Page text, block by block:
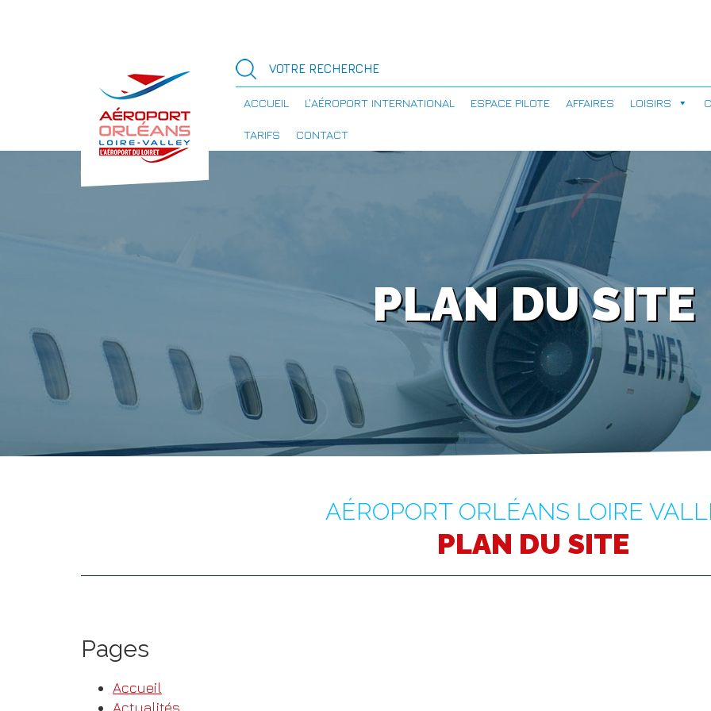
ACCUEIL L'AÉROPORT INTERNATIONAL ESPACE PILOTE AFFAIRES LOISIRS
TARIFS CONTACT
PLAN DU SITE
AÉROPORT ORLÉANS LOIRE
PLAN DU SITE
Pages
Accueil
Actualités